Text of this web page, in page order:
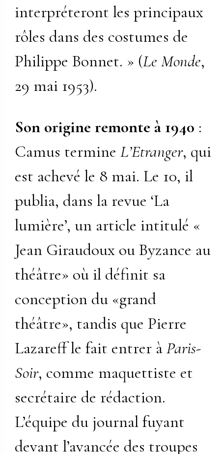
interpréteront les principaux
rôles dans des costumes de
Philippe Bonnet. » (Le Monde,
29 mai 1953).
Son origine remonte à 1940 :
Camus termineL’Etranger, qui
est achevé le 8 mai. Le 10, il
publia, dans la revue ‘La
lumière’, un article intitulé «
Jean Giraudoux ou Byzance au
théâtre» où il définit sa
conception du «grand
théâtre», tandis que Pierre
Lazareff le fait entrer àParis-
Soir, comme maquettiste et
secrétaire de rédaction.
L’équipe du journal fuyant
devant l’avancée des troupes